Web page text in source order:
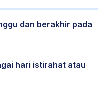
dan berakhir pada
hari istirahat atau